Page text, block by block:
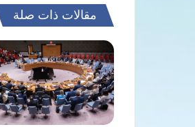
مقالات ذات صلة